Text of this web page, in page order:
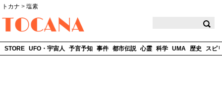
トカナ > 塩素
STORE UFO・宇宙人 予言予知 事件 都市伝説 心霊 科学 UMA 歴史 スピ